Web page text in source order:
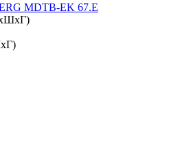
MDTB-EK 67.E